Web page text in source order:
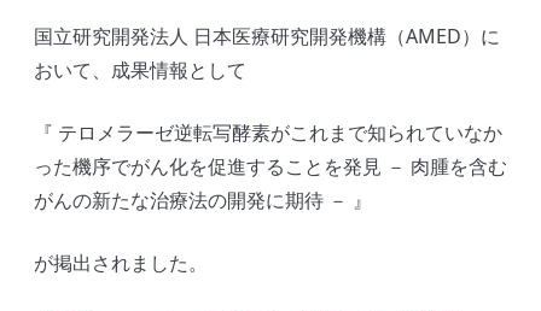
国立研究開発法人 日本医療研究開発機構（AMED）に
おいて、成果情報として
『 テロメラーゼ逆転写酵素がこれまで知られていなか
った機序でがん化を促進することを発見 － 肉腫を含む
がんの新たな治療法の開発に期待 － 』
が掲出されました。